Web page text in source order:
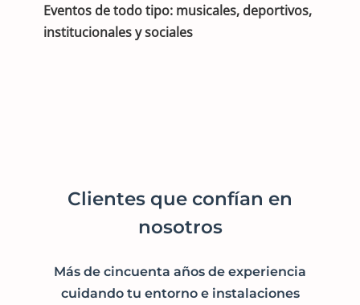
Eventos de todo tipo: musicales, deportivos,
institucionales y sociales
Clientes que confían en
nosotros
Más de cincuenta años de experiencia
cuidando tu entorno e instalaciones